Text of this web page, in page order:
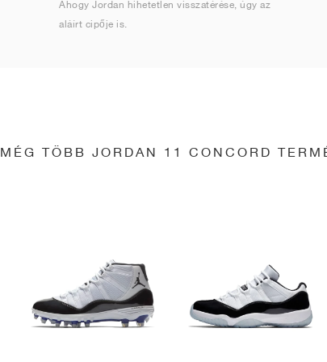
Ahogy Jordan hihetetlen visszatérése, úgy az
aláírt cipője is.
MÉG TÖBB JORDAN 11 CONCORD